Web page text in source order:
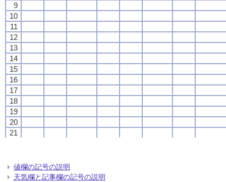
9
10
11
12
13
14
15
16
17
18
19
20
21
24
9
10
11
12
13
14
15
16
17
18
19
20
21
24
9
10
11
12
13
14
15
16
17
18
19
20
21
24
9
10
11
12
13
14
15
16
17
18
19
20
21
24
値欄の記号の説明
天気欄と記事欄の記号の説明